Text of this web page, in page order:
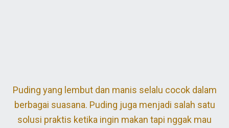
Puding yang lembut dan manis selalu cocok dalam
berbagai suasana. Puding juga menjadi salah satu
solusi praktis ketika ingin makan tapi nggak mau